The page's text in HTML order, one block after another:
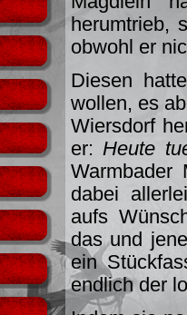
herumtrieb,
obwohl er
Diesen
wollen, es
Wiersdorf
er:Heute
Warmbader
dabei
aufs
das und
ein
endlich der